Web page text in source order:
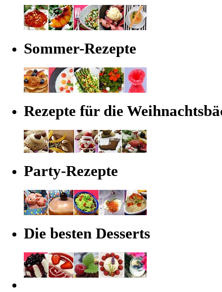
Sommer-Rezepte
Rezepte für die
Party-Rezepte
Die besten Desserts